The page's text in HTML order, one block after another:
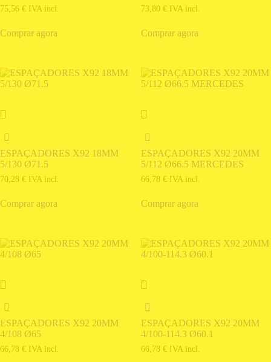
75,56 € IVA incl.
Comprar agora
73,80 € IVA incl.
Comprar agora
ESPAÇADORES X92 18MM
5/130 Ø71.5
70,28 € IVA incl.
Comprar agora
ESPAÇADORES X92 20MM
5/112 Ø66.5 MERCEDES
66,78 € IVA incl.
Comprar agora
ESPAÇADORES X92 20MM
4/108 Ø65
66,78 € IVA incl.
ESPAÇADORES X92 20MM
4/100-114.3 Ø60.1
66,78 € IVA incl.